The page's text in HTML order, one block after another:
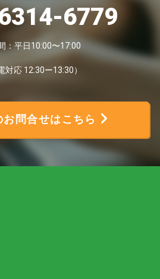
6779
：平日10:00〜17:00
対応 12:30ー13:30）
問合せはこちら